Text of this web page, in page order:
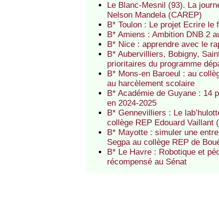
Le Blanc-Mesnil (93). La
Nelson Mandela (CAREP)
B* Toulon : Le projet Ecrire le
B* Amiens : Ambition DNB 2
B* Nice : apprendre avec le
B* Aubervilliers, Bobigny,
prioritaires du programme
B* Mons-en Baroeul : au
au harcèlement scolaire
B* Académie de Guyane : 14
en 2024-2025
B* Gennevilliers : Le
collège REP Edouard Vaillant
B* Mayotte : simuler une
Segpa au collège REP de
B* Le Havre : Robotique et
récompensé au Sénat